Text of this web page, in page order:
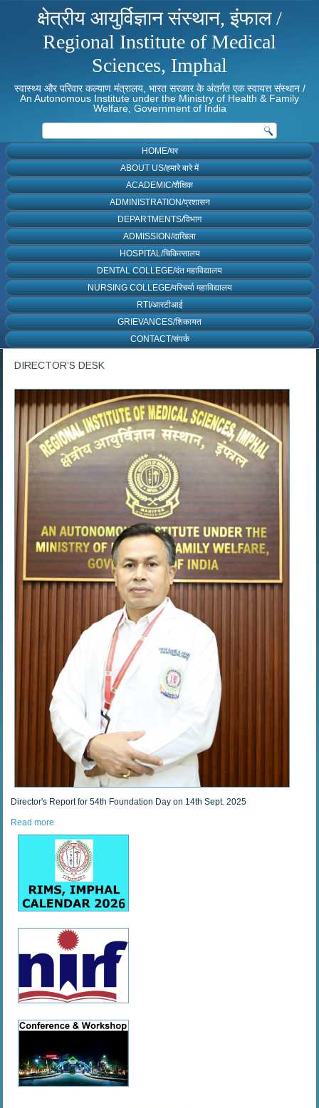
क्षेत्रीय आयुर्विज्ञान संस्थान, इंफाल /
Regional Institute of Medical
Sciences, Imphal
स्वास्थ्य और परिवार कल्याण मंत्रालय, भारत सरकार के अंतर्गत एक स्वायत्त संस्थान /
An Autonomous Institute under the Ministry of Health & Family
Welfare, Government of India
HOME/घर
ABOUT US/हमारे बारे में
ACADEMIC/शैक्षिक
ADMINISTRATION/प्रशासन
DEPARTMENTS/विभाग
ADMISSION/दाखिला
HOSPITAL/चिकित्सालय
DENTAL COLLEGE/दंत महाविद्यालय
NURSING COLLEGE/परिचर्या महाविद्यालय
RTI/आरटीआई
GRIEVANCES/शिकायत
CONTACT/संपर्क
DIRECTOR’S DESK
Director's Report for 54th Foundation Day on 14th Sept. 2025
Read more